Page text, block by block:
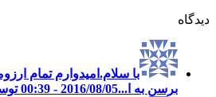
دیدگاه
با سلام.امیدوارم تمام
برسن به ا...2016/08/05 - 00:39 توسط Nasrin ghafari